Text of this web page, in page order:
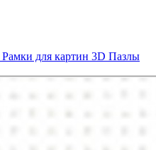
Рамки для картин 3D Пазлы